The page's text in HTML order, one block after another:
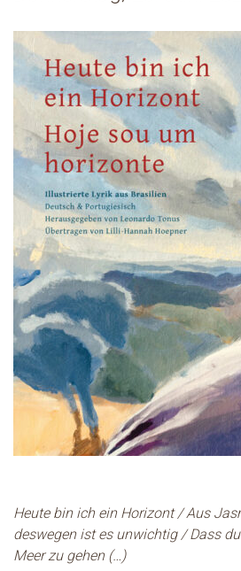
Heute bin ich ein Horizont / Aus
deswegen ist es unwichtig / Dass
Meer zu gehen (…)